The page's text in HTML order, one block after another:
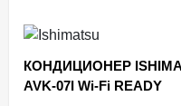
КОНДИЦИОНЕР
AVK-07I Wi-Fi READY